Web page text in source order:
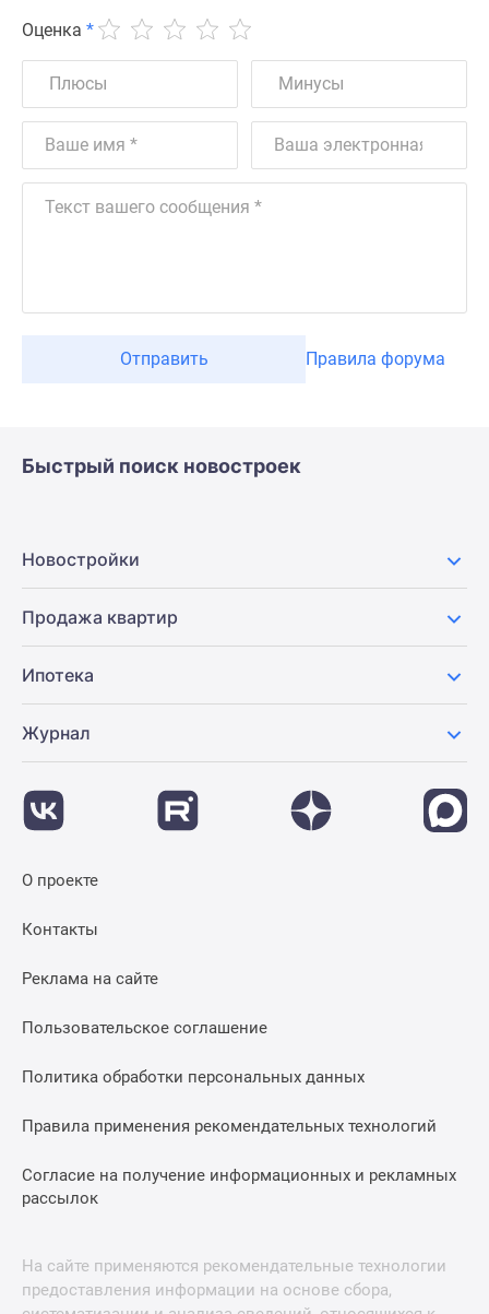
Оценка *
Отправить Правила форума
Быстрый поиск новостроек
Новостройки
Продажа квартир
Ипотека
Журнал
О проекте
Контакты
Реклама на сайте
Пользовательское соглашение
Политика обработки персональных данных
Правила применения рекомендательных технологий
Согласие на получение информационных и рекламных
рассылок
На сайте применяются рекомендательные технологии
предоставления информации на основе сбора,